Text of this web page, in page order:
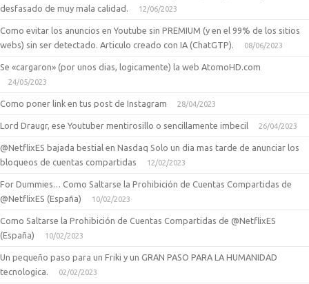
desfasado de muy mala calidad.
12/06/2023
Como evitar los anuncios en Youtube sin PREMIUM (y en el 99% de los sitios
webs) sin ser detectado. Articulo creado con IA (ChatGTP).
08/06/2023
Se «cargaron» (por unos dias, logicamente) la web AtomoHD.com
24/05/2023
Como poner link en tus post de Instagram 28/04/2023
Lord Draugr, ese Youtuber mentirosillo o sencillamente imbecil 26/04/2023
@NetflixES bajada bestial en Nasdaq Solo un dia mas tarde de anunciar los
bloqueos de cuentas compartidas
12/02/2023
For Dummies… Como Saltarse la Prohibición de Cuentas Compartidas de
@NetflixES (España)
10/02/2023
Como Saltarse la Prohibición de Cuentas Compartidas de @NetflixES
(España)
10/02/2023
Un pequeño paso para un Friki y un GRAN PASO PARA LA HUMANIDAD
tecnologica.
02/02/2023